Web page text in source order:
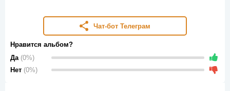
Чат-бот Телеграм
Нравится альбом?
Да (0%)
Нет (0%)